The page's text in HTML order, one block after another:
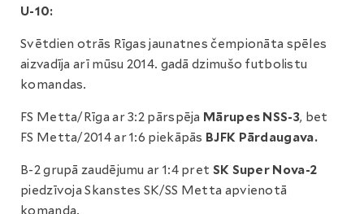
U-10:
Svētdien otrās Rīgas jaunatnes čempionāta spēles
aizvadīja arī mūsu 2014. gadā dzimušo futbolistu
komandas.
FS Metta/Rīga ar 3:2 pārspēja Mārupes NSS-3, bet
FS Metta/2014 ar 1:6 piekāpās BJFK Pārdaugava.
B-2 grupā zaudējumu ar 1:4 pret SK Super Nova-2
piedzīvoja Skanstes SK/SS Metta apvienotā
komanda.